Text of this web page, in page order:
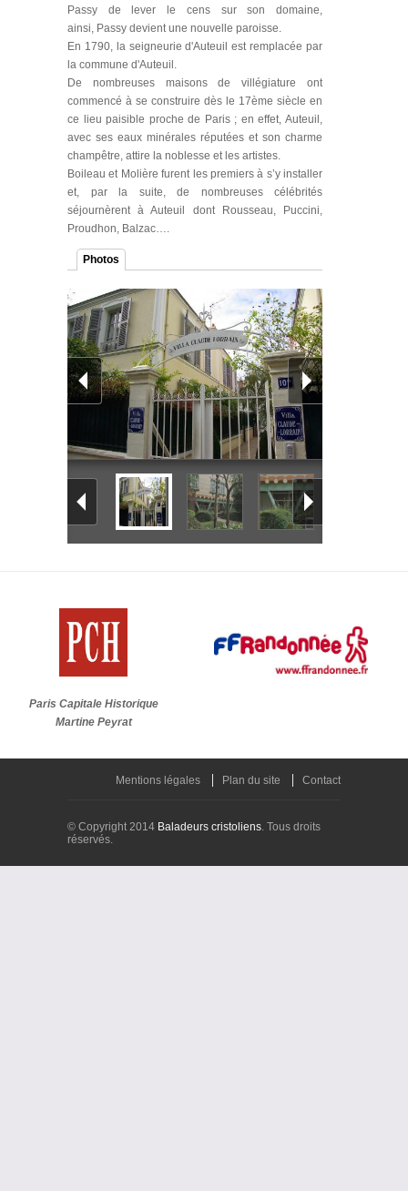
Passy de lever le cens sur son domaine,
ainsi, Passy devient une nouvelle paroisse.
En 1790, la seigneurie d'Auteuil est remplacée par
la commune d'Auteuil.
De nombreuses maisons de villégiature ont
commencé à se construire dès le 17ème siècle en
ce lieu paisible proche de Paris ; en effet, Auteuil,
avec ses eaux minérales réputées et son charme
champêtre, attire la noblesse et les artistes.
Boileau et Molière furent les premiers à s’y installer
et, par la suite, de nombreuses célébrités
séjournèrent à Auteuil dont Rousseau, Puccini,
Proudhon, Balzac….
Photos
Paris Capitale Historique
Martine Peyrat
Mentions légales Plan du site Contact
© Copyright 2014 Baladeurs cristoliens. Tous droits
réservés.